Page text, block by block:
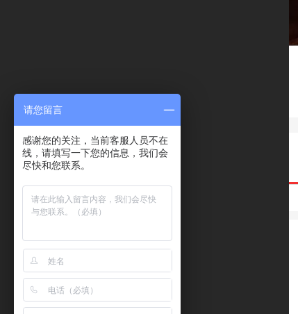
请您留言
感谢您的关注，当前客服人员不在
线，请填写一下您的信息，我们会
尽快和您联系。